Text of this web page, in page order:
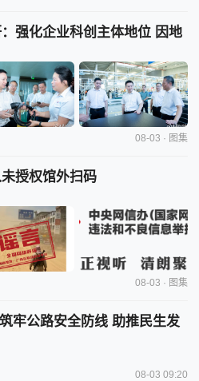
强化企业科创主体地位 因地
08-03 · 图集
授权馆外扫码
08-03 · 图集
路安全防线 助推民生发
08-03 09:20